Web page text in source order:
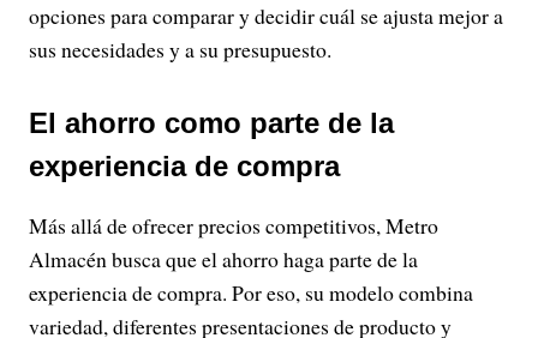
opciones para comparar y decidir cuál se ajusta mejor a
sus necesidades y a su presupuesto.
El ahorro como parte de la
experiencia de compra
Más allá de ofrecer precios competitivos, Metro
Almacén busca que el ahorro haga parte de la
experiencia de compra. Por eso, su modelo combina
variedad, diferentes presentaciones de producto y